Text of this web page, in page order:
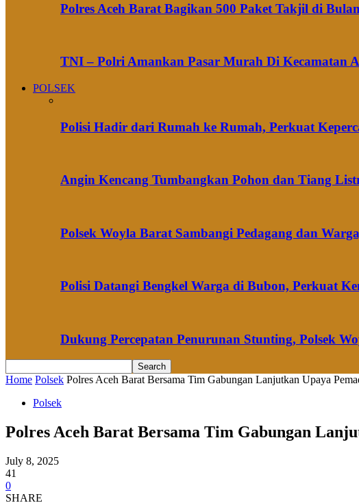
Polres Aceh Barat Bagikan 500 Paket Takjil di
TNI – Polri Amankan Pasar Murah Di Kecamatan
POLSEK
Polisi Hadir dari Rumah ke Rumah, Perkuat
Angin Kencang Tumbangkan Pohon dan Tiang
Polsek Woyla Barat Sambangi Pedagang dan
Polisi Datangi Bengkel Warga di Bubon, Perkuat
Dukung Percepatan Penurunan Stunting, Polsek
Home Polsek Polres Aceh Barat Bersama Tim Gabungan Lanjutkan Upaya
Polsek
Polres Aceh Barat Bersama Tim Gabungan
July 8, 2025
41
0
SHARE